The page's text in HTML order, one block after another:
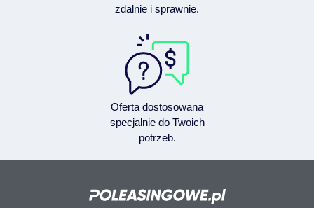
zdalnie i sprawnie.
Oferta dostosowana
specjalnie do Twoich
potrzeb.